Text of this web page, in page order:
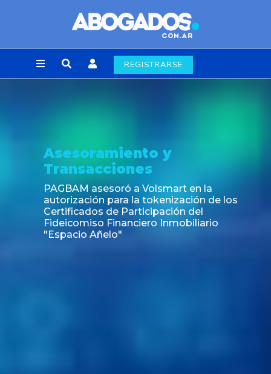
REGISTRARSE
Asesoramiento y
Transacciones
PAGBAM asesoró a Volsmart en la
autorización para la tokenización de los
Certificados de Participación del
Fideicomiso Financiero Inmobiliario
"Espacio Añelo"